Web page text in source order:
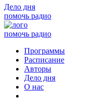
Дело дня
помочь радио
помочь радио
Программы
Расписание
Авторы
Дело дня
О нас